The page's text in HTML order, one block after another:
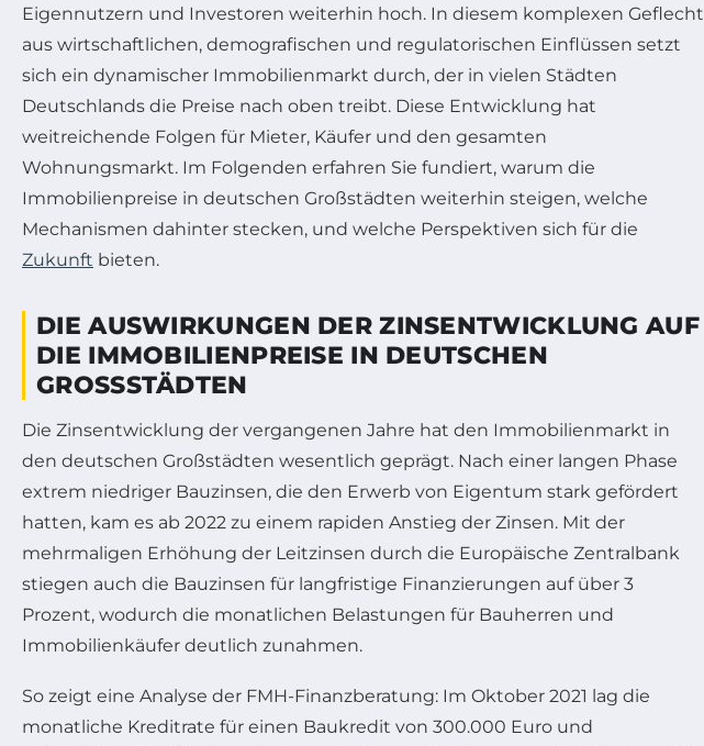
Eigennutzern und Investoren weiterhin hoch. In diesem komplexen Geflecht
aus wirtschaftlichen, demografischen und regulatorischen Einflüssen setzt
sich ein dynamischer Immobilienmarkt durch, der in vielen Städten
Deutschlands die Preise nach oben treibt. Diese Entwicklung hat
weitreichende Folgen für Mieter, Käufer und den gesamten
Wohnungsmarkt. Im Folgenden erfahren Sie fundiert, warum die
Immobilienpreise in deutschen Großstädten weiterhin steigen, welche
Mechanismen dahinter stecken, und welche Perspektiven sich für die
Zukunft bieten.
DIE AUSWIRKUNGEN DER ZINSENTWICKLUNG AUF
DIE IMMOBILIENPREISE IN DEUTSCHEN
GROSSSTÄDTEN
Die Zinsentwicklung der vergangenen Jahre hat den Immobilienmarkt in
den deutschen Großstädten wesentlich geprägt. Nach einer langen Phase
extrem niedriger Bauzinsen, die den Erwerb von Eigentum stark gefördert
hatten, kam es ab 2022 zu einem rapiden Anstieg der Zinsen. Mit der
mehrmaligen Erhöhung der Leitzinsen durch die Europäische Zentralbank
stiegen auch die Bauzinsen für langfristige Finanzierungen auf über 3
Prozent, wodurch die monatlichen Belastungen für Bauherren und
Immobilienkäufer deutlich zunahmen.
So zeigt eine Analyse der FMH-Finanzberatung: Im Oktober 2021 lag die
monatliche Kreditrate für einen Baukredit von 300.000 Euro und